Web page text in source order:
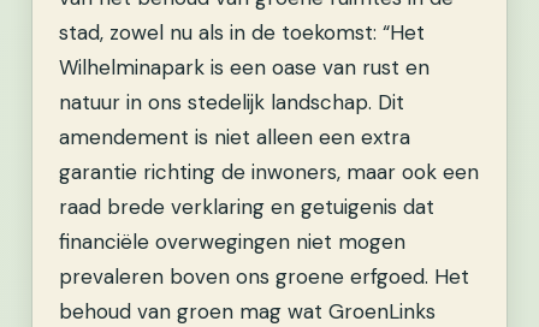
stad, zowel nu als in de toekomst: “Het
Wilhelminapark is een oase van rust en
natuur in ons stedelijk landschap. Dit
amendement is niet alleen een extra
garantie richting de inwoners, maar ook een
raad brede verklaring en getuigenis dat
financiële overwegingen niet mogen
prevaleren boven ons groene erfgoed. Het
behoud van groen mag wat GroenLinks